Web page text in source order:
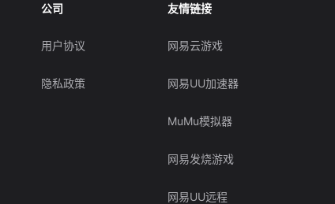
公司
用户协议
隐私政策
友情链接
网易云游戏
网易UU加速器
MuMu模拟器
网易发烧游戏
网易UU远程